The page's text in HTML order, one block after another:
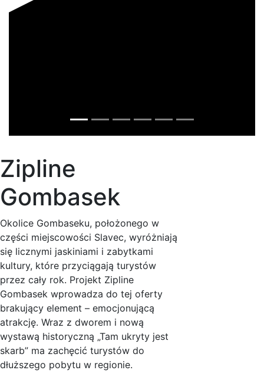
Zipline
Gombasek
Okolice Gombaseku, położonego w
części miejscowości Slavec, wyróżniają
się licznymi jaskiniami i zabytkami
kultury, które przyciągają turystów
przez cały rok. Projekt Zipline
Gombasek wprowadza do tej oferty
brakujący element – emocjonującą
atrakcję. Wraz z dworem i nową
wystawą historyczną „Tam ukryty jest
skarb” ma zachęcić turystów do
dłuższego pobytu w regionie.